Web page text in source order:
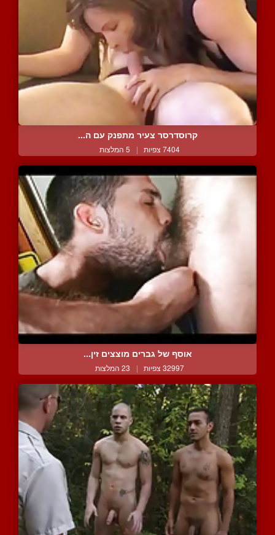
קרוסדרסר צעיר מתפנק עם ה...
7404 צפיות | 5 המלצות
אוסף של גברים מוצצים זין...
32997 צפיות | 23 המלצות